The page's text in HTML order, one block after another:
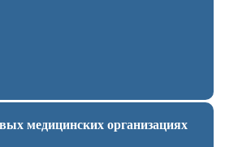
медицинских организациях